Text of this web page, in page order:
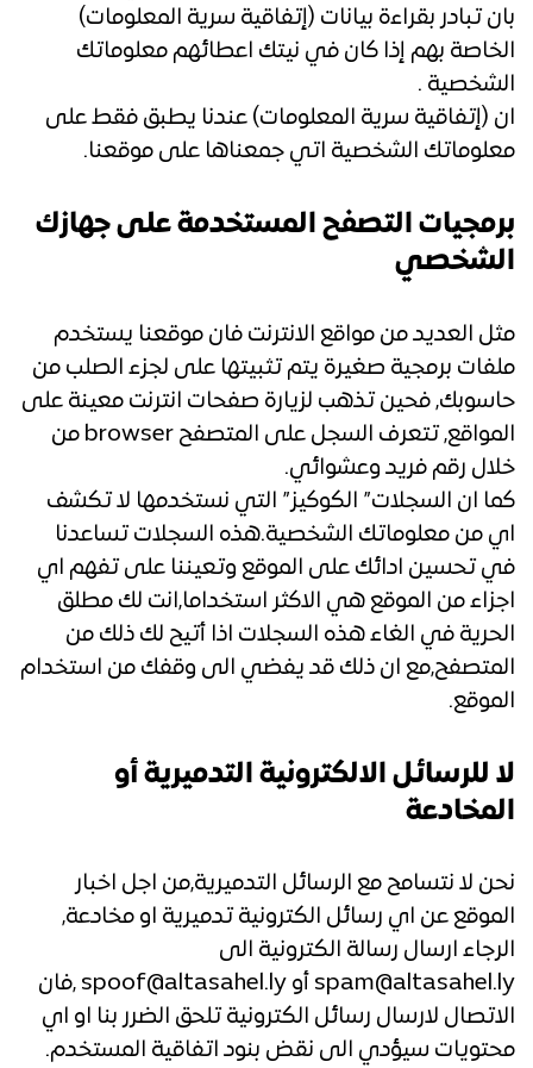
بان تبادر بقراءة بيانات (إتفاقية سرية المعلومات)
الخاصة بهم إذا كان في نيتك اعطائهم معلوماتك
الشخصية .
ان (إتفاقية سرية المعلومات) عندنا يطبق فقط على
معلوماتك الشخصية اتي جمعناها على موقعنا.
برمجيات التصفح المستخدمة على جهازك
الشخصي
مثل العديد من مواقع الانترنت فان موقعنا يستخدم
ملفات برمجية صغيرة يتم تثبيتها على لجزء الصلب من
حاسوبك, فحين تذهب لزيارة صفحات انترنت معينة على
المواقع, تتعرف السجل على المتصفح browser من
خلال رقم فريد وعشوائي.
كما ان السجلات” الكوكيز” التي نستخدمها لا تكشف
اي من معلوماتك الشخصية.هذه السجلات تساعدنا
في تحسين ادائك على الموقع وتعيننا على تفهم اي
اجزاء من الموقع هي الاكثر استخداما,انت لك مطلق
الحرية في الغاء هذه السجلات اذا أتيح لك ذلك من
المتصفح,مع ان ذلك قد يفضي الى وقفك من استخدام
الموقع.
لا للرسائل الالكترونية التدميرية أو
المخادعة
نحن لا نتسامح مع الرسائل التدميرية,من اجل اخبار
الموقع عن اي رسائل الكترونية تدميرية او مخادعة,
الرجاء ارسال رسالة الكترونية الى
spam@altasahel.ly أو spoof@altasahel.ly ,فان
الاتصال لارسال رسائل الكترونية تلحق الضرر بنا او اي
محتويات سيؤدي الى نقض بنود اتفاقية المستخدم.